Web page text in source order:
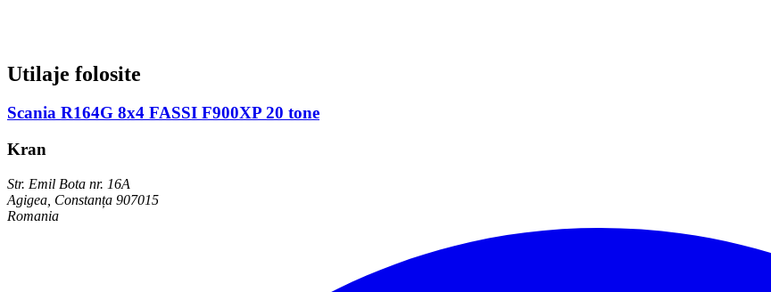
Utilaje folosite
Scania R164G 8x4 FASSI F900XP 20 tone
Kran
Str. Emil Bota nr. 16A
Agigea, Constanța 907015
Romania